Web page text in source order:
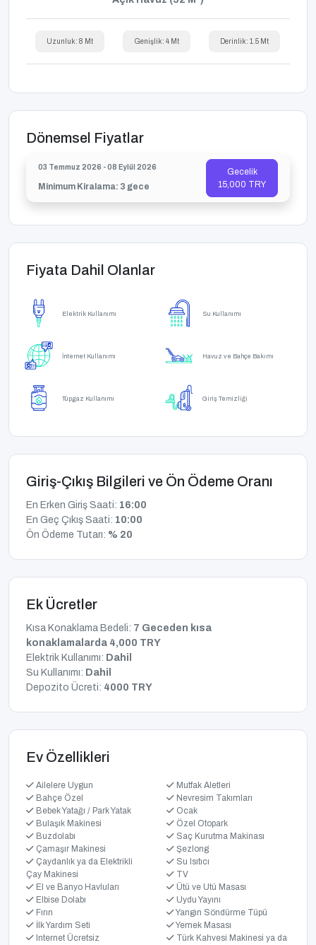
Uzunluk: 8 Mt Genişlik: 4 Mt Derinlik: 1.5 Mt
Dönemsel Fiyatlar
03 Temmuz 2026 - 08 Eylül 2026
Gecelik
15,000 TRY
Minimum Kiralama: 3 gece
Fiyata Dahil Olanlar
Elektrik Kullanımı Su Kullanımı
İnternet Kullanımı Havuz ve Bahçe Bakımı
Tüpgaz Kullanımı Giriş Temizliği
Giriş-Çıkış Bilgileri ve Ön Ödeme Oranı
En Erken Giriş Saati: 16:00
En Geç Çıkış Saati: 10:00
Ön Ödeme Tutarı: % 20
Ek Ücretler
Kısa Konaklama Bedeli: 7 Geceden kısa
konaklamalarda 4,000 TRY
Elektrik Kullanımı: Dahil
Su Kullanımı: Dahil
Depozito Ücreti: 4000 TRY
Ev Özellikleri
Ailelere Uygun
Bahçe Özel
Bebek Yatağı / Park Yatak
Bulaşık Makinesi
Buzdolabı
Çamaşır Makinesi
Çaydanlık ya da Elektrikli
Çay Makinesi
El ve Banyo Havluları
Elbise Dolabı
Fırın
İlk Yardım Seti
Internet Ücretsiz
Mutfak Aletleri
Nevresim Takımları
Ocak
Özel Otopark
Saç Kurutma Makinası
Şezlong
Su Isıtıcı
TV
Ütü ve Utü Masası
Uydu Yayını
Yangın Söndürme Tüpü
Yemek Masası
Türk Kahvesi Makinesi ya da